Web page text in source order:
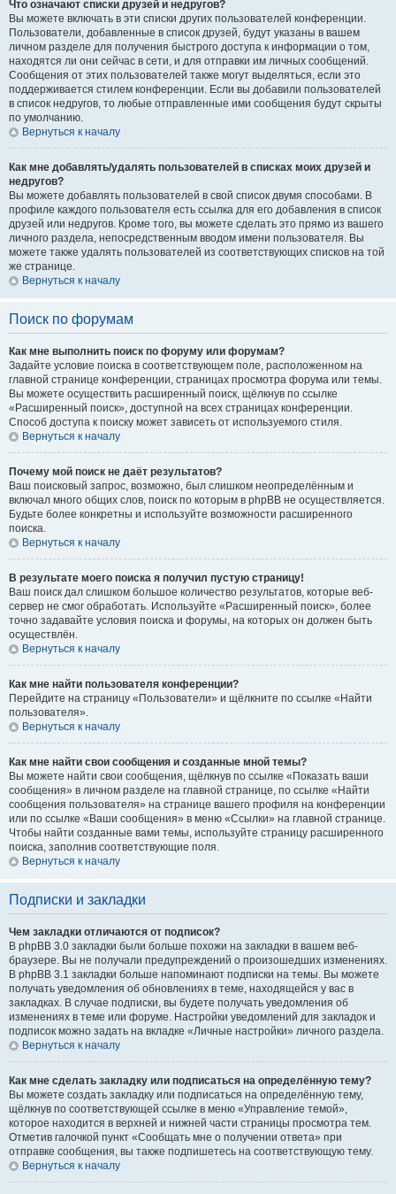
Что означают списки друзей и недругов?
Вы можете включать в эти списки других пользователей конференции.
Пользователи, добавленные в список друзей, будут указаны в вашем
личном разделе для получения быстрого доступа к информации о том,
находятся ли они сейчас в сети, и для отправки им личных сообщений.
Сообщения от этих пользователей также могут выделяться, если это
поддерживается стилем конференции. Если вы добавили пользователей
в список недругов, то любые отправленные ими сообщения будут скрыты
по умолчанию.
Вернуться к началу
Как мне добавлять/удалять пользователей в списках моих друзей и
недругов?
Вы можете добавлять пользователей в свой список двумя способами. В
профиле каждого пользователя есть ссылка для его добавления в список
друзей или недругов. Кроме того, вы можете сделать это прямо из вашего
личного раздела, непосредственным вводом имени пользователя. Вы
можете также удалять пользователей из соответствующих списков на той
же странице.
Вернуться к началу
Поиск по форумам
Как мне выполнить поиск по форуму или форумам?
Задайте условие поиска в соответствующем поле, расположенном на
главной странице конференции, страницах просмотра форума или темы.
Вы можете осуществить расширенный поиск, щёлкнув по ссылке
«Расширенный поиск», доступной на всех страницах конференции.
Способ доступа к поиску может зависеть от используемого стиля.
Вернуться к началу
Почему мой поиск не даёт результатов?
Ваш поисковый запрос, возможно, был слишком неопределённым и
включал много общих слов, поиск по которым в phpBB не осуществляется.
Будьте более конкретны и используйте возможности расширенного
поиска.
Вернуться к началу
В результате моего поиска я получил пустую страницу!
Ваш поиск дал слишком большое количество результатов, которые веб-
сервер не смог обработать. Используйте «Расширенный поиск», более
точно задавайте условия поиска и форумы, на которых он должен быть
осуществлён.
Вернуться к началу
Как мне найти пользователя конференции?
Перейдите на страницу «Пользователи» и щёлкните по ссылке «Найти
пользователя».
Вернуться к началу
Как мне найти свои сообщения и созданные мной темы?
Вы можете найти свои сообщения, щёлкнув по ссылке «Показать ваши
сообщения» в личном разделе на главной странице, по ссылке «Найти
сообщения пользователя» на странице вашего профиля на конференции
или по ссылке «Ваши сообщения» в меню «Ссылки» на главной странице.
Чтобы найти созданные вами темы, используйте страницу расширенного
поиска, заполнив соответствующие поля.
Вернуться к началу
Подписки и закладки
Чем закладки отличаются от подписок?
В phpBB 3.0 закладки были больше похожи на закладки в вашем веб-
браузере. Вы не получали предупреждений о произошедших изменениях.
В phpBB 3.1 закладки больше напоминают подписки на темы. Вы можете
получать уведомления об обновлениях в теме, находящейся у вас в
закладках. В случае подписки, вы будете получать уведомления об
изменениях в теме или форуме. Настройки уведомлений для закладок и
подписок можно задать на вкладке «Личные настройки» личного раздела.
Вернуться к началу
Как мне сделать закладку или подписаться на определённую тему?
Вы можете создать закладку или подписаться на определённую тему,
щёлкнув по соответствующей ссылке в меню «Управление темой»,
которое находится в верхней и нижней части страницы просмотра тем.
Отметив галочкой пункт «Сообщать мне о получении ответа» при
отправке сообщения, вы также подпишетесь на соответствующую тему.
Вернуться к началу